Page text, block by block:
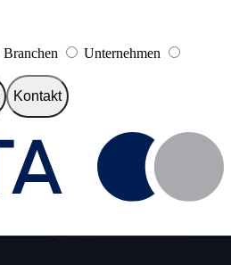
Branchen Unternehmen
Kontakt